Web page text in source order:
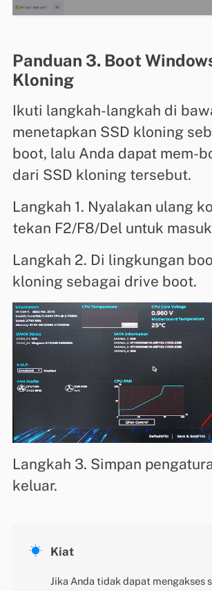
Panduan 3. Boot
Kloning
Ikuti langkah-langkah di
menetapkan SSD kloning
boot, lalu Anda dapat mem-
dari SSD kloning tersebut.
Langkah 1. Nyalakan ulang
tekan F2/F8/Del untuk
Langkah 2. Di lingkungan
kloning sebagai drive boot.
Langkah 3. Simpan
keluar.
 Kiat
Jika Anda tidak dapat mengakses